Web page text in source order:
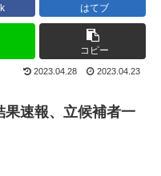
はてブ
コピー
2023.04.28 2023.04.23
速報、立候補者一